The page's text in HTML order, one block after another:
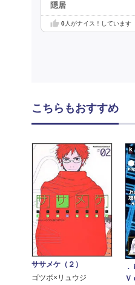
隠居
0人がナイス！しています
こちらもおすすめ
ササメケ（２）
ゴツボ×リュウジ
Ｖ